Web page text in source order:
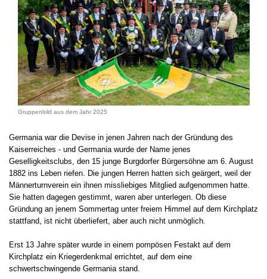
Gruppenbild aus dem Jahr 2025
Germania war die Devise in jenen Jahren nach der Gründung des
Kaiserreiches - und Germania wurde der Name jenes
Geselligkeitsclubs, den 15 junge Burgdorfer Bürgersöhne am 6. August
1882 ins Leben riefen. Die jungen Herren hatten sich geärgert, weil der
Männerturnverein ein ihnen missliebiges Mitglied aufgenommen hatte.
Sie hatten dagegen gestimmt, waren aber unterlegen. Ob diese
Gründung an jenem Sommertag unter freiem Himmel auf dem Kirchplatz
stattfand, ist nicht überliefert, aber auch nicht unmöglich.
Erst 13 Jahre später wurde in einem pompösen Festakt auf dem
Kirchplatz ein Kriegerdenkmal errichtet, auf dem eine
schwertschwingende Germania stand.